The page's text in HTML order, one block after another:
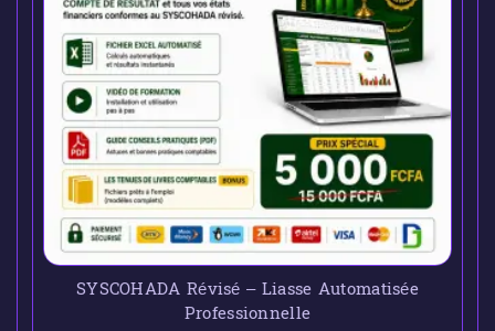
SYSCOHADA Révisé – Liasse Automatisée
Professionnelle